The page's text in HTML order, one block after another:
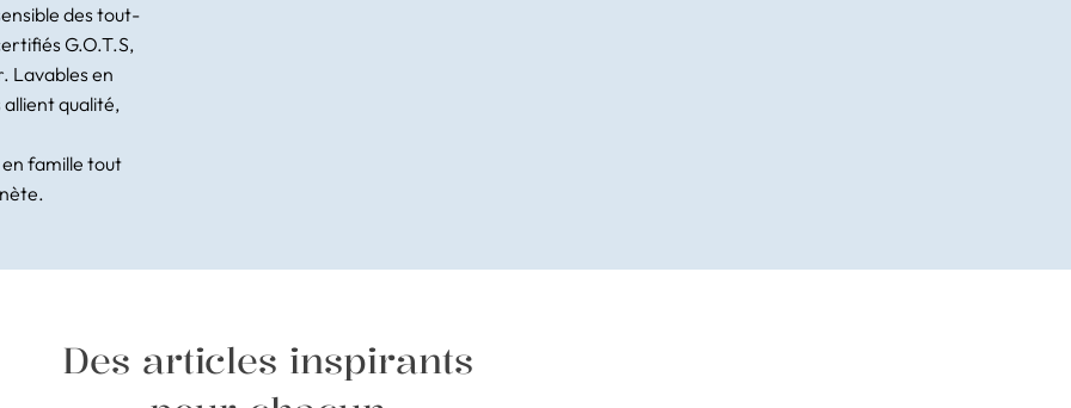
des tout-
G.O.T.S,
Lavables en
qualité,
famille tout
Des articles inspirants